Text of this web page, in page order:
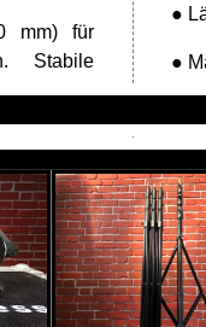
mm) für
Stabile
●
●